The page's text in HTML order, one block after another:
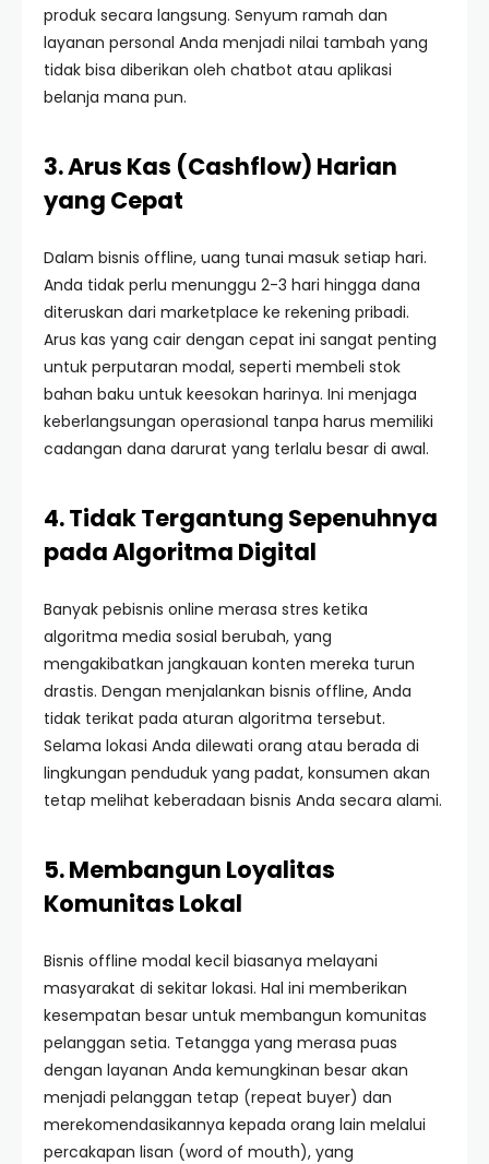
produk secara langsung. Senyum ramah dan
layanan personal Anda menjadi nilai tambah yang
tidak bisa diberikan oleh chatbot atau aplikasi
belanja mana pun.
3. Arus Kas (Cashflow) Harian
yang Cepat
Dalam bisnis offline, uang tunai masuk setiap hari.
Anda tidak perlu menunggu 2-3 hari hingga dana
diteruskan dari marketplace ke rekening pribadi.
Arus kas yang cair dengan cepat ini sangat penting
untuk perputaran modal, seperti membeli stok
bahan baku untuk keesokan harinya. Ini menjaga
keberlangsungan operasional tanpa harus memiliki
cadangan dana darurat yang terlalu besar di awal.
4. Tidak Tergantung Sepenuhnya
pada Algoritma Digital
Banyak pebisnis online merasa stres ketika
algoritma media sosial berubah, yang
mengakibatkan jangkauan konten mereka turun
drastis. Dengan menjalankan bisnis offline, Anda
tidak terikat pada aturan algoritma tersebut.
Selama lokasi Anda dilewati orang atau berada di
lingkungan penduduk yang padat, konsumen akan
tetap melihat keberadaan bisnis Anda secara alami.
5. Membangun Loyalitas
Komunitas Lokal
Bisnis offline modal kecil biasanya melayani
masyarakat di sekitar lokasi. Hal ini memberikan
kesempatan besar untuk membangun komunitas
pelanggan setia. Tetangga yang merasa puas
dengan layanan Anda kemungkinan besar akan
menjadi pelanggan tetap (repeat buyer) dan
merekomendasikannya kepada orang lain melalui
percakapan lisan (word of mouth), yang